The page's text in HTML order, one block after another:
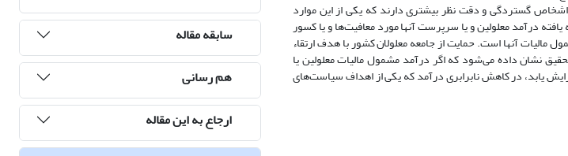
گستردگی و دقت نظر بیشتری دارند که یکی از این موارد
درآمد معلولین و یا سرپرست آنها مورد معافیت‌ها و یا کسور
مالیات آنها است. حمایت از جامعه معلولان کشور با هدف ارتقاء
نشان داده می‌شود که اگر درآمد مشمول مالیات معلولین یا
یابد، در کاهش نابرابری درآمد که یکی از اهداف سیاست‌های
سابقه مقاله
هم رسانی
ارجاع به این مقاله